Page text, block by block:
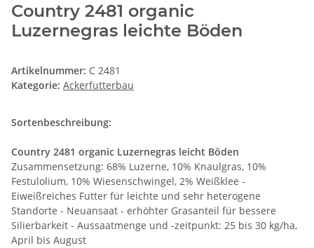
Country 2481 organic
Luzernegras leichte Böden
Artikelnummer: C 2481
Kategorie: Ackerfutterbau
Sortenbeschreibung:
Country 2481 organic Luzernegras leicht Böden
Zusammensetzung: 68% Luzerne, 10% Knaulgras, 10%
Festulolium, 10% Wiesenschwingel, 2% Weißklee -
Eiweißreiches Futter für leichte und sehr heterogene
Standorte - Neuansaat - erhöhter Grasanteil für bessere
Silierbarkeit - Aussaatmenge und -zeitpunkt: 25 bis 30 kg/ha,
April bis August